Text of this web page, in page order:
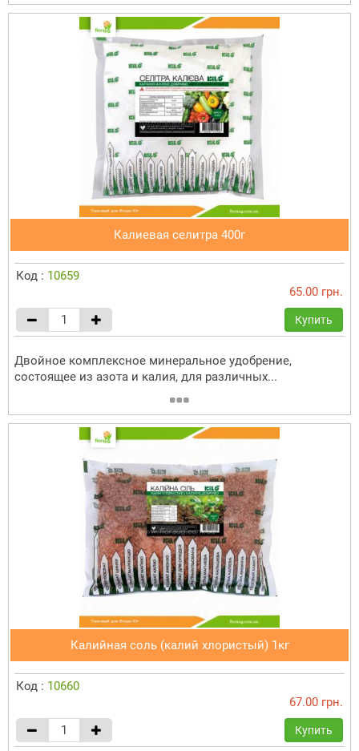
Калиевая селитра 400г
Код : 10659
65.00 грн.
Купить
Двойное комплексное минеральное удобрение,
состоящее из азота и калия, для различных...
Калийная соль (калий хлористый) 1кг
Код : 10660
67.00 грн.
Купить